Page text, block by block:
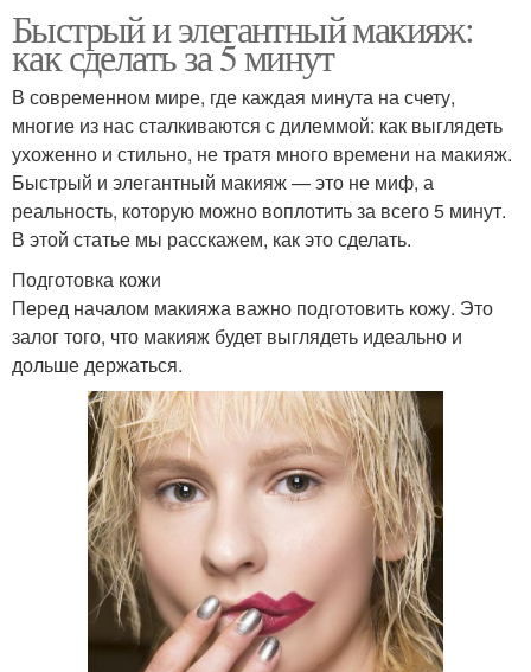
Быстрый и элегантный макияж:
как сделать за 5 минут
В современном мире, где каждая минута на счету,
многие из нас сталкиваются с дилеммой: как выглядеть
ухоженно и стильно, не тратя много времени на макияж.
Быстрый и элегантный макияж — это не миф, а
реальность, которую можно воплотить за всего 5 минут.
В этой статье мы расскажем, как это сделать.
Подготовка кожи
Перед началом макияжа важно подготовить кожу. Это
залог того, что макияж будет выглядеть идеально и
дольше держаться.